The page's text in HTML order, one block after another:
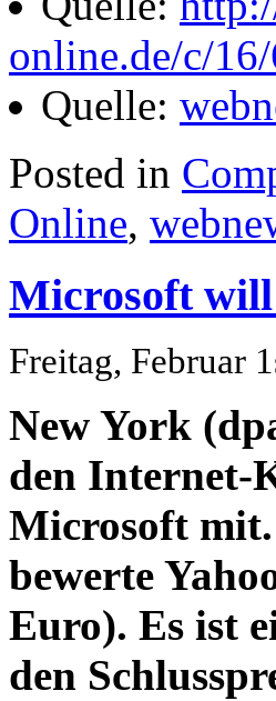
online.de/c/
Quelle:
Posted in
Online,
Microsoft will
Freitag, Februar
New York
den Internet-
Microsoft
bewerte
Euro). Es ist
den